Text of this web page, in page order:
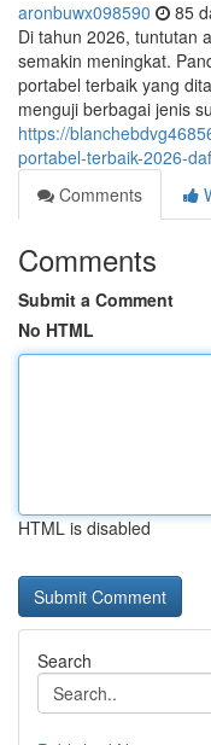
aronbuwx098590 85
Di tahun 2026, tuntutan
semakin meningkat.
portabel terbaik yang
menguji berbagai jenis
https://
portabel-terbaik-2026-
Comments
Comments
Submit a Comment
No HTML
HTML is disabled
Search